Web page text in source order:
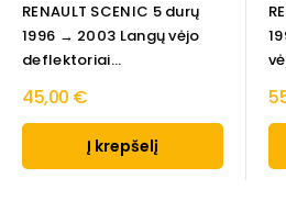
RENAULT SCENIC 5 durų
1996 → 2003 Langų vėjo
deflektoriai...
45,00 €
Į krepšelį